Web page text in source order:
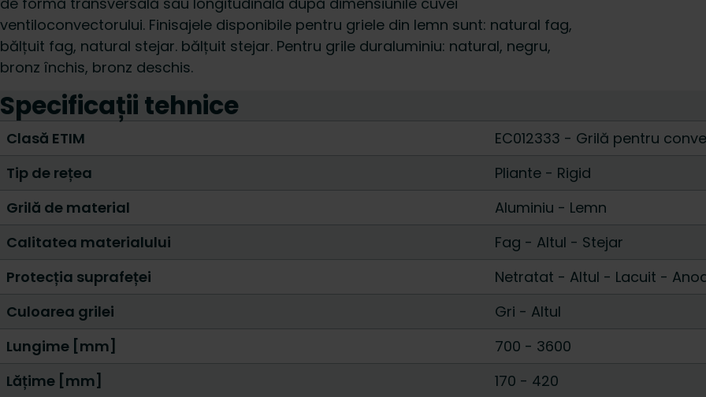
ventiloconvectorului. Finisajele disponibile pentru griele din lemn sunt: natural fag,
bălțuit fag, natural stejar. bălțuit stejar. Pentru grile duraluminiu: natural, negru,
bronz închis, bronz deschis.
Specificații tehnice
Clasă ETIM
EC012333 - Grilă pentru
Tip de rețea
Pliante - Rigid
Grilă de material
Aluminiu - Lemn
Calitatea materialului
Fag - Altul - Stejar
Protecția suprafeței
Netratat - Altul - Lacuit -
Culoarea grilei
Gri - Altul
Lungime [mm]
700 - 3600
Lățime [mm]
170 - 420